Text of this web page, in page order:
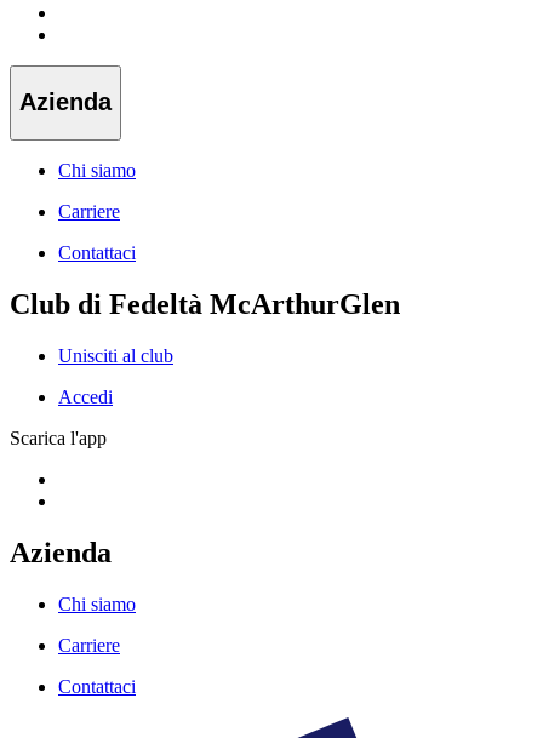
Azienda
Chi siamo
Carriere
Contattaci
Club di Fedeltà McArthurGlen
Unisciti al club
Accedi
Scarica l'app
Azienda
Chi siamo
Carriere
Contattaci